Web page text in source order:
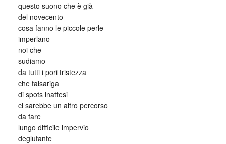
questo suono che è già
del novecento
cosa fanno le piccole perle
imperlano
noi che
sudiamo
da tutti i pori tristezza
che falsariga
di spots inattesi
ci sarebbe un altro percorso
da fare
lungo difficile impervio
deglutante